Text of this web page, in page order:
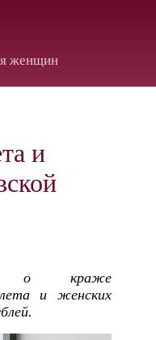
женщин
и
о краже
и женских